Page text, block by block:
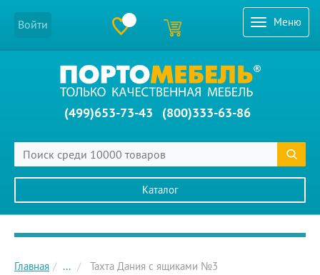
Меню
Войти
(499)653-73-43 (800)333-63-86
Каталог
Главное меню сайта
Главная ... Тахта Дания с ящиками №3